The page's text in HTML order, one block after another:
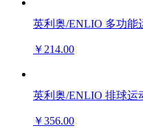
英利奥/ENLIO 多功能
￥214.00
英利奥/ENLIO 排球运
￥356.00